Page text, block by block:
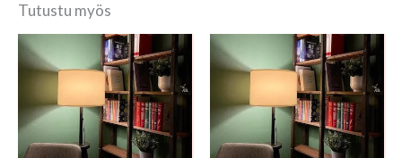
Sinun on
kirjoittaa arvioinnin.
Tutustu myös